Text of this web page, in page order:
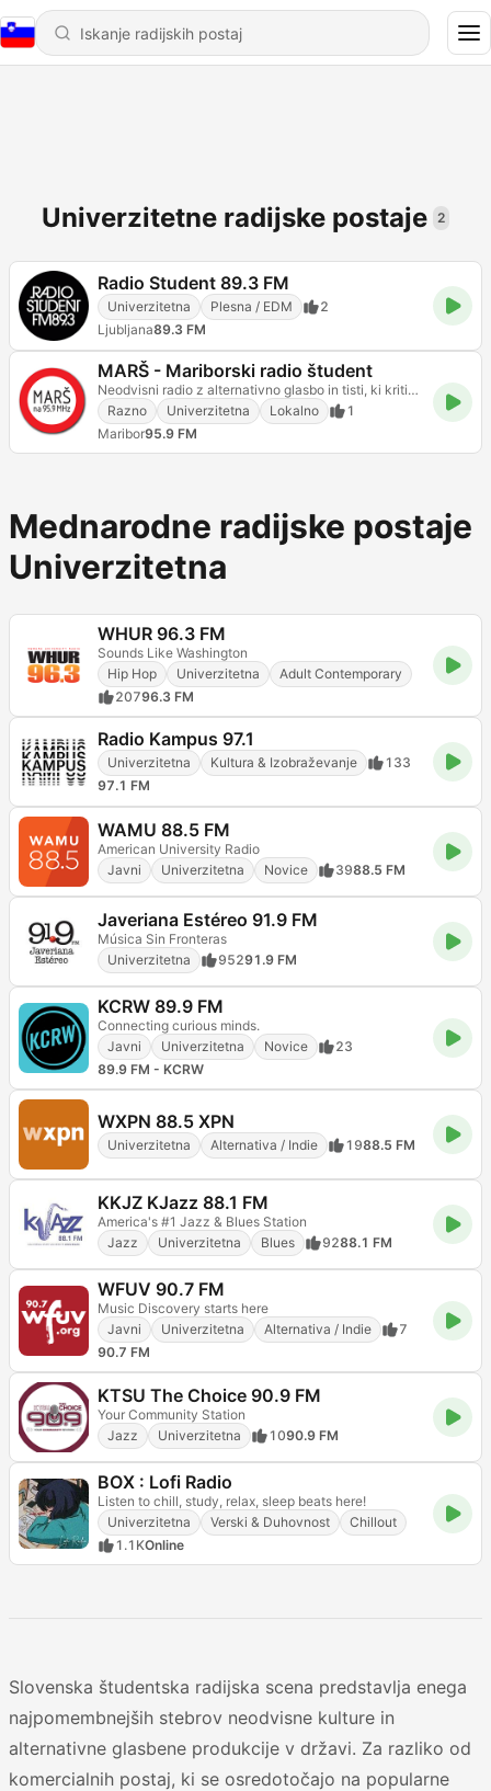
Univerzitetne radijske postaje 2
Radio Student 89.3 FM
Univerzitetna Plesna / EDM
2
Ljubljana89.3 FM
MARŠ - Mariborski radio študent
Neodvisni radio z alternativno glasbo in tisti, ki kritično definira družbo. Prostor, ki skrbi za od
Razno
Univerzitetna Lokalno
1
Maribor95.9 FM
Mednarodne radijske postaje
Univerzitetna
WHUR 96.3 FM
Sounds Like Washington
Hip Hop
Univerzitetna
Adult Contemporary
20796.3 FM
Radio Kampus 97.1
Univerzitetna Kultura & Izobraževanje
133
97.1 FM
WAMU 88.5 FM
American University Radio
Javni
Univerzitetna Novice 3988.5 FM
Javeriana Estéreo 91.9 FM
Música Sin Fronteras
Univerzitetna
95291.9 FM
KCRW 89.9 FM
Connecting curious minds.
Javni
Univerzitetna Novice
23
89.9 FM - KCRW
WXPN 88.5 XPN
Univerzitetna Alternativa / Indie 1988.5 FM
KKJZ KJazz 88.1 FM
America's #1 Jazz & Blues Station
Jazz
Univerzitetna Blues 9288.1 FM
WFUV 90.7 FM
Music Discovery starts here
Javni
Univerzitetna Alternativa / Indie
7
90.7 FM
KTSU The Choice 90.9 FM
Your Community Station
Jazz
Univerzitetna 1090.9 FM
BOX : Lofi Radio
Listen to chill, study, relax, sleep beats here!
Univerzitetna
Verski & Duhovnost
Chillout
1.1KOnline
Slovenska študentska radijska scena predstavlja enega
najpomembnejših stebrov neodvisne kulture in
alternativne glasbene produkcije v državi. Za razliko od
komercialnih postaj, ki se osredotočajo na popularne